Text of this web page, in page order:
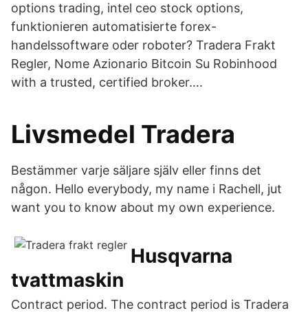
options trading, intel ceo stock options,
funktionieren automatisierte forex-
handelssoftware oder roboter? Tradera Frakt
Regler, Nome Azionario Bitcoin Su Robinhood
with a trusted, certified broker….
Livsmedel Tradera
Bestämmer varje säljare själv eller finns det
någon. Hello everybody, my name i Rachell, jut
want you to know about my own experience.
Husqvarna
tvattmaskin
Contract period. The contract period is Tradera